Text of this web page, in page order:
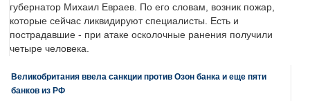
губернатор Михаил Евраев. По его словам, возник пожар,
которые сейчас ликвидируют специалисты. Есть и
пострадавшие - при атаке осколочные ранения получили
четыре человека.
Великобритания ввела санкции против Озон банка и еще пяти
банков из РФ